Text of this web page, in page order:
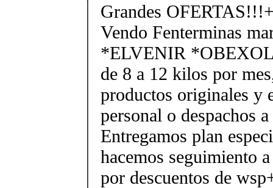
Grandes
Vendo Fenterminas
*ELVENIR
de 8 a 12 kilos por
productos originales y
personal o despachos
Entregamos plan
hacemos seguimiento
por descuentos de